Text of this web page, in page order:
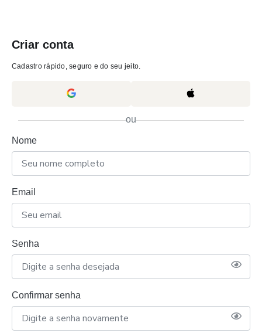
Criar conta
Cadastro rápido, seguro e do seu jeito.
ou
Nome
Email
Senha
Confirmar senha